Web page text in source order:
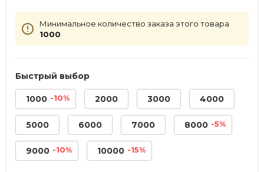
Минимальное количество заказа этого товара
1000
Быстрый выбор
1000 -10% 2000 3000 4000
5000 6000 7000 8000 -5%
9000 -10% 10000 -15%